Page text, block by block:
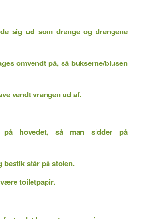
sig ud som drenge og drengene
omvendt på, så bukserne/blusen
vendt vrangen ud af.
på hovedet, så man sidder på
bestik står på stolen.
toiletpapir.